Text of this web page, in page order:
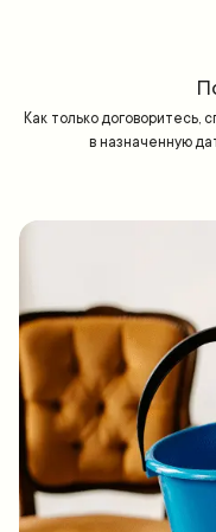
Как только договоритесь,
в назначенную